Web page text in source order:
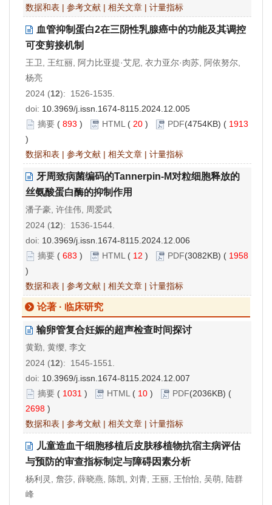
数据和表 | 参考文献 | 相关文章 | 计量指标
血管抑制蛋白2在三阴性乳腺癌中的功能及其调控
可变剪接机制
王卫, 王红丽, 阿力比亚提·艾尼, 衣力亚尔·肉苏, 阿依努尔,
杨亮
2024 (12): 1526-1535.
doi: 10.3969/j.issn.1674-8115.2024.12.005
摘要 ( 893 ) HTML ( 20 ) PDF(4754KB) ( 1913
)
数据和表 | 参考文献 | 相关文章 | 计量指标
牙周致病菌编码的Tannerpin-M对粒细胞释放的
丝氨酸蛋白酶的抑制作用
潘子豪, 许佳伟, 周爱武
2024 (12): 1536-1544.
doi: 10.3969/j.issn.1674-8115.2024.12.006
摘要 ( 683 ) HTML ( 12 ) PDF(3082KB) ( 1958
)
数据和表 | 参考文献 | 相关文章 | 计量指标
论著 · 临床研究
输卵管复合妊娠的超声检查时间探讨
黄勤, 黄缨, 李文
2024 (12): 1545-1551.
doi: 10.3969/j.issn.1674-8115.2024.12.007
摘要 ( 1031 ) HTML ( 10 ) PDF(2036KB) (
2698 )
数据和表 | 参考文献 | 相关文章 | 计量指标
儿童造血干细胞移植后皮肤移植物抗宿主病评估
与预防的审查指标制定与障碍因素分析
杨利灵, 詹莎, 薛晓燕, 陈凯, 刘青, 王丽, 王怡怡, 吴萌, 陆群
峰